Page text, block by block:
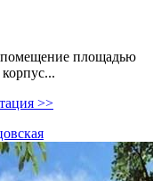
помещение площадью
>>